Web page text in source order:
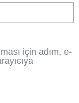
için adım, e-